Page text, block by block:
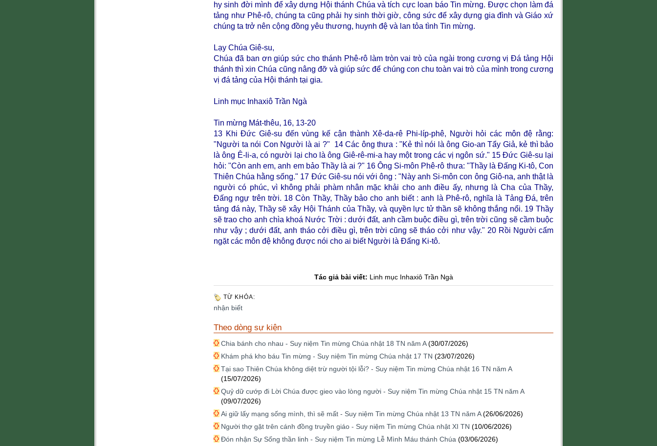
hy sinh đời mình để xây dựng Hội thánh Chúa và tích cực loan báo Tin mừng. Được chọn làm đá
tảng như Phê-rô, chúng ta cũng phải hy sinh thời giờ, công sức để xây dựng gia đình và Giáo xứ
chúng ta trở nên cộng đồng yêu thương, huynh đệ và lan tỏa tình Tin mừng.
Lạy Chúa Giê-su,
Chúa đã ban ơn giúp sức cho thánh Phê-rô làm tròn vai trò của ngài trong cương vị Đá tảng Hội
thánh thì xin Chúa cũng nâng đỡ và giúp sức để chúng con chu toàn vai trò của mình trong cương
vị đá tảng của Hội thánh tại gia.
Linh mục Inhaxiô Trần Ngà
Tin mừng Mát-thêu, 16, 13-20
13 Khi Đức Giê-su đến vùng kế cận thành Xê-da-rê Phi-líp-phê, Người hỏi các môn đệ rằng:
"Người ta nói Con Người là ai ?" 14 Các ông thưa : "Kẻ thì nói là ông Gio-an Tẩy Giả, kẻ thì bảo
là ông Ê-li-a, có người lại cho là ông Giê-rê-mi-a hay một trong các vị ngôn sứ." 15Đức Giê-su lại
hỏi: "Còn anh em, anh em bảo Thầy là ai ?" 16Ông Si-môn Phê-rô thưa: "Thầy là Đấng Ki-tô, Con
Thiên Chúa hằng sống." 17 Đức Giê-su nói với ông : "Này anh Si-môn con ông Giô-na, anh thật là
người có phúc, vì không phải phàm nhân mặc khải cho anh điều ấy, nhưng là Cha của Thầy,
Đấng ngự trên trời. 18Còn Thầy, Thầy bảo cho anh biết : anh là Phê-rô, nghĩa là Tảng Đá, trên
tảng đá này, Thầy sẽ xây Hội Thánh của Thầy, và quyền lực tử thần sẽ không thắng nổi. 19Thầy
sẽ trao cho anh chìa khoá Nước Trời : dưới đất, anh cầm buộc điều gì, trên trời cũng sẽ cầm buộc
như vậy ; dưới đất, anh tháo cởi điều gì, trên trời cũng sẽ tháo cởi như vậy." 20 Rồi Người cấm
ngặt các môn đệ không được nói cho ai biết Người là Đấng Ki-tô.
Tác giả bài viết: Linh mục Inhaxiô Trần Ngà
TỪ KHÓA:
nhận biết
Theo dòng sự kiện
Chia bánh cho nhau - Suy niệm Tin mừng Chúa nhật 18 TN năm A (30/07/2026)
Khám phá kho báu Tin mừng - Suy niệm Tin mừng Chúa nhật 17 TN (23/07/2026)
Tại sao Thiên Chúa không diệt trừ người tội lỗi? - Suy niệm Tin mừng Chúa nhật 16 TN năm A
(15/07/2026)
Quỷ dữ cướp đi Lời Chúa được gieo vào lòng người - Suy niệm Tin mừng Chúa nhật 15 TN năm A
(09/07/2026)
Ai giữ lấy mạng sống mình, thì sẽ mất - Suy niệm Tin mừng Chúa nhật 13 TN năm A (26/06/2026)
Người thợ gặt trên cánh đồng truyền giáo - Suy niệm Tin mừng Chúa nhật XI TN (10/06/2026)
Đón nhận Sự Sống thần linh - Suy niệm Tin mừng Lễ Mình Máu thánh Chúa (03/06/2026)